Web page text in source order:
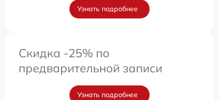
Узнать подробнее
Скидка -25% по
предварительной записи
Узнать подробнее